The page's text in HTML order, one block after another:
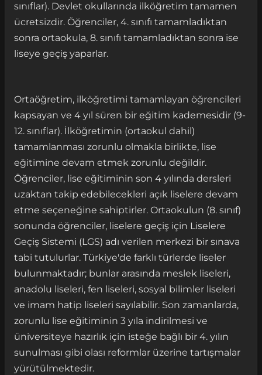
sınıflar). Devlet okullarında ilköğretim tamamen
ücretsizdir. Öğrenciler, 4. sınıfı tamamladıktan
sonra ortaokula, 8. sınıfı tamamladıktan sonra ise
liseye geçiş yaparlar.
Ortaöğretim, ilköğretimi tamamlayan öğrencileri
kapsayan ve 4 yıl süren bir eğitim kademesidir (9-
12. sınıflar). İlköğretimin (ortaokul dahil)
tamamlanması zorunlu olmakla birlikte, lise
eğitimine devam etmek zorunlu değildir.
Öğrenciler, lise eğitiminin son 4 yılında dersleri
uzaktan takip edebilecekleri açık liselere devam
etme seçeneğine sahiptirler. Ortaokulun (8. sınıf)
sonunda öğrenciler, liselere geçiş için Liselere
Geçiş Sistemi (LGS) adı verilen merkezi bir sınava
tabi tutulurlar. Türkiye'de farklı türlerde liseler
bulunmaktadır; bunlar arasında meslek liseleri,
anadolu liseleri, fen liseleri, sosyal bilimler liseleri
ve imam hatip liseleri sayılabilir. Son zamanlarda,
zorunlu lise eğitiminin 3 yıla indirilmesi ve
üniversiteye hazırlık için isteğe bağlı bir 4. yılın
sunulması gibi olası reformlar üzerine tartışmalar
yürütülmektedir.